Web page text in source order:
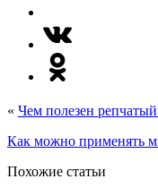
« Чем полезен
Как можно применять
Похожие статьи